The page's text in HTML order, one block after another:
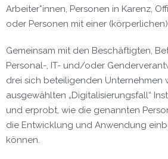
Arbeiter*innen, Personen in Karenz,
oder Personen mit einer
Gemeinsam mit den Beschäftigten,
Personal-, IT- und/oder
drei sich beteiligenden Unternehmen
ausgewählten „Digitalisierungsfall“
und erprobt, wie die genannten
die Entwicklung und Anwendung
können.